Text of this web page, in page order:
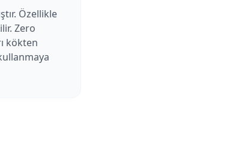
Özellikle
Zero
kökten